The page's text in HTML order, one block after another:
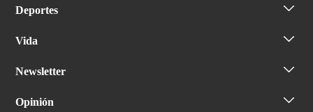
Deportes
Vida
Newsletter
Opinión